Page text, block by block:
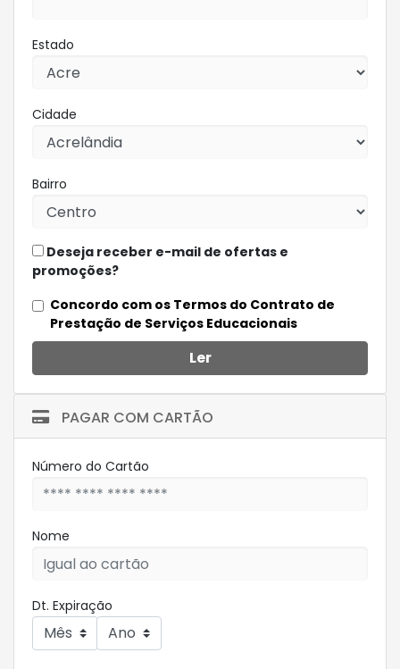
Estado
Cidade
Bairro
Deseja receber e-mail de ofertas e
promoções?
Concordo com os Termos do Contrato de
Prestação de Serviços Educacionais
Ler
PAGAR COM CARTÃO
Número do Cartão
Nome
Dt. Expiração